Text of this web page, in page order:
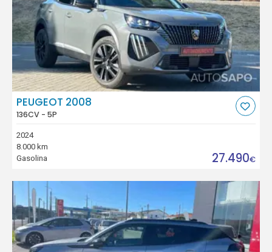
PEUGEOT 2008
136CV - 5P
2024
8.000 km
Gasolina
27.490€